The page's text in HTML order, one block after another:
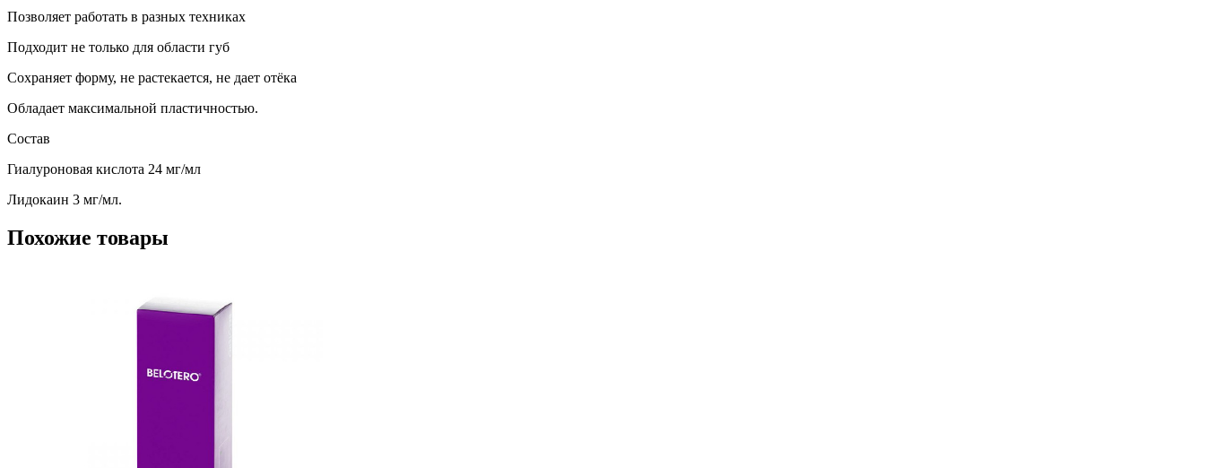
Позволяет работать в разных техниках
Подходит не только для области губ
Сохраняет форму, не растекается, не дает отёка
Обладает максимальной пластичностью.
Состав
Гиалуроновая кислота 24 мг/мл
Лидокаин 3 мг/мл.
Похожие товары